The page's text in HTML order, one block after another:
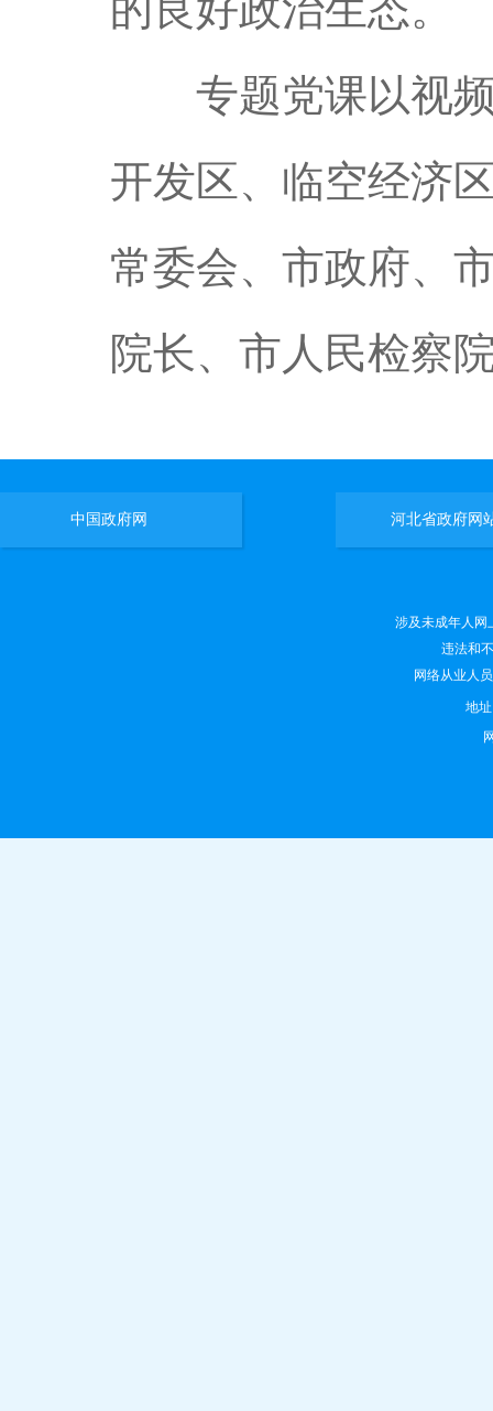
专题党课以视频
开发区、临空经济
常委会、市政府、
院长、市人民检察
中国政府网 河北省政府网
涉及未成年人网
违法和
网络从业人
地